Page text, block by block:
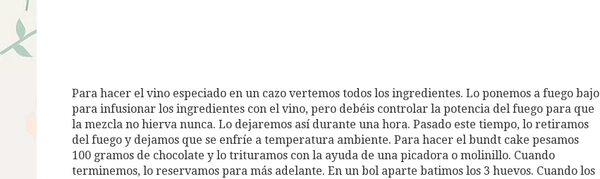
Para hacer el vino especiado en un cazo vertemos todos los ingredientes. Lo ponemos a fuego bajo
para infusionar los ingredientes con el vino, pero debéis controlar la potencia del fuego para que
la mezcla no hierva nunca. Lo dejaremos así durante una hora. Pasado este tiempo, lo retiramos
del fuego y dejamos que se enfríe a temperatura ambiente. Para hacer el bundt cake pesamos
100 gramos de chocolate y lo trituramos con la ayuda de una picadora o molinillo. Cuando
terminemos, lo reservamos para más adelante. En un bol aparte batimos los 3 huevos. Cuando los